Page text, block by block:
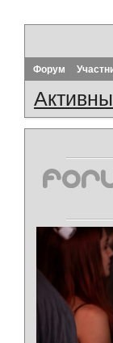
Форум